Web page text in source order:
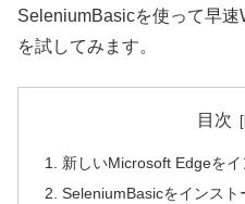
SeleniumBasicを使って早
を試してみます。
目次
新しいMicrosoft Edgeを
SeleniumBasicをインスト